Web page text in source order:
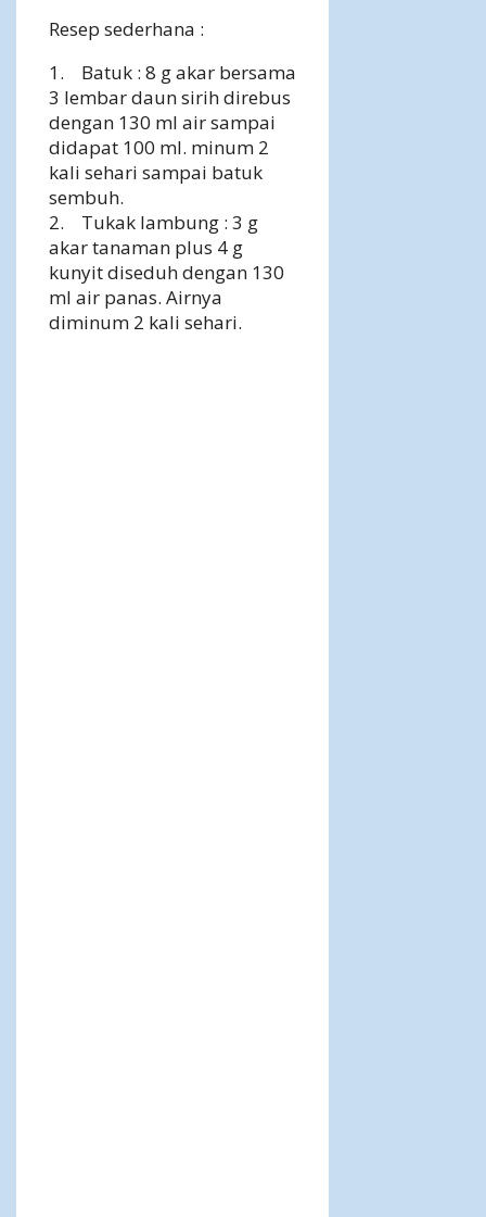
Resep sederhana :
1. Batuk : 8 g akar bersama
3 lembar daun sirih direbus
dengan 130 ml air sampai
didapat 100 ml. minum 2
kali sehari sampai batuk
sembuh.
2. Tukak lambung : 3 g
akar tanaman plus 4 g
kunyit diseduh dengan 130
ml air panas. Airnya
diminum 2 kali sehari.